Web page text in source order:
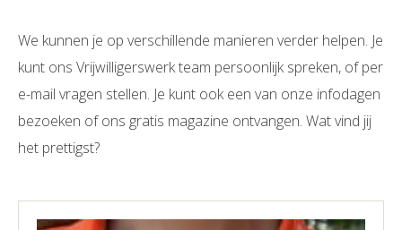
We kunnen je op verschillende manieren verder helpen. Je
kunt ons Vrijwilligerswerk team persoonlijk spreken, of per
e-mail vragen stellen. Je kunt ook een van onze infodagen
bezoeken of ons gratis magazine ontvangen. Wat vind jij
het prettigst?